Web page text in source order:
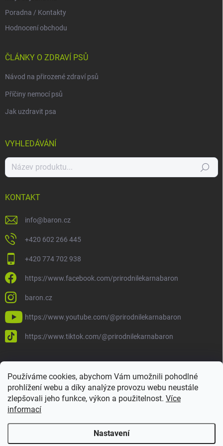
Používáme cookies, abychom Vám umožnili pohodlné
prohlížení webu a díky analýze provozu webu neustále
zlepšovali jeho funkce, výkon a použitelnost. Více
informací
Nastavení
Poradna / Kontakty
Hodnocení obchodu
ČLÁNKY O ZDRAVÍ PSŮ
Návod na přirozené zdraví psů
Příčiny nemocí psů
Jak uzdravit psa
VYHLEDÁVÁNÍ
Hledat
KONTAKT
info@baron.cz
+420 602 266 445
+420 774 702 938
https://www.facebook.com/prirodnilekarnabaron
baron.cz
https://www.youtube.com/@prirodnilekarnabaron
https://www.tiktok.com/@prirodnilekarnabaron
. Všechna práva vyhrazena.